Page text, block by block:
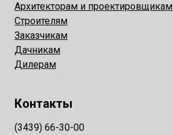
Архитекторам и проектировщикам
Строителям
Заказчикам
Дачникам
Дилерам
Контакты
(3439) 66-30-00